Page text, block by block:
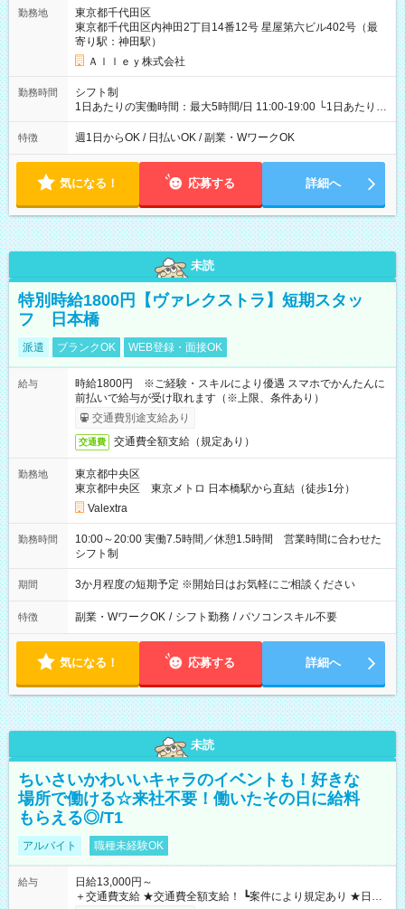
勤務地
東京都千代田区
東京都千代田区内神田2丁目14番12号 星屋第六ビル402号（最
寄り駅：神田駅）
Ａｌｌｅｙ株式会社
勤務時間
シフト制
1日あたりの実働時間：最大5時間/日 11:00-19:00 └1日あたりの
実働時間：1-5時間 └上記の時間帯内であれば、いつでも勤務可
能！ └平日・土曜日の中で、お好きな曜日でご勤務いただけま
18:00 などのように、自由な働き方が可能なお仕事です！
特徴 週1日からOK / 日払いOK / 副業・WワークOK
気になる！ 応募する 詳細へ
未読
特別時給1800円【ヴァレクストラ】短期スタッ
フ 日本橋
派遣 ブランクOK WEB登録・面接OK
給与
時給1800円 ※ご経験・スキルにより優遇 スマホでかんたんに
前払いで給与が受け取れます（※上限、条件あり）
交通費別途支給あり
交通費 交通費全額支給（規定あり）
勤務地
東京都中央区
東京都中央区 東京メトロ 日本橋駅から直結（徒歩1分）
Valextra
勤務時間
10:00～20:00 実働7.5時間／休憩1.5時間 営業時間に合わせた
シフト制
期間 3か月程度の短期予定 ※開始日はお気軽にご相談ください
特徴 副業・WワークOK / シフト勤務 / パソコンスキル不要
気になる！ 応募する 詳細へ
未読
ちいさいかわいいキャラのイベントも！好きな
場所で働ける☆来社不要！働いたその日に給料
もらえる◎/T1
アルバイト 職種未経験OK
給与
日給13,000円～
＋交通費支給 ★交通費全額支給！ ┗案件により規定あり ★日払